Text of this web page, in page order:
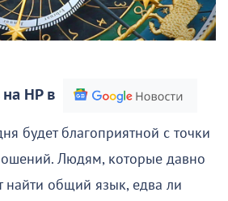
на НР в
будет благоприятной с точки
Людям, которые давно
найти общий язык, едва ли